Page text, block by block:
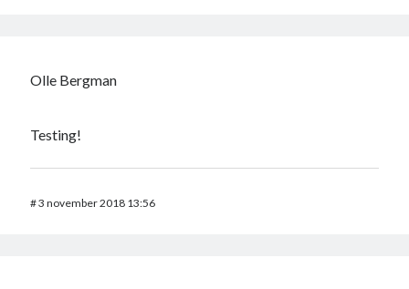
Olle Bergman
Testing!
#3 november 2018 13:56